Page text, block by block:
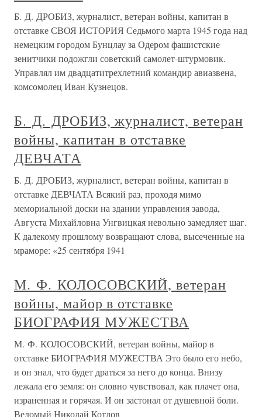
Б. Д. ДРОБИЗ, журналист, ветеран войны, капитан в
отставке СВОЯ ИСТОРИЯ Седьмого марта 1945 года над
немецким городом Бунцлау за Одером фашистские
зенитчики подожгли советский самолет-штурмовик.
Управлял им двадцатитрехлетний командир авиазвена,
комсомолец Иван Кузнецов.
Б. Д. ДРОБИЗ, журналист, ветеран
войны, капитан в отставке
ДЕВЧАТА
Б. Д. ДРОБИЗ, журналист, ветеран войны, капитан в
отставке ДЕВЧАТА Всякий раз, проходя мимо
мемориальной доски на здании управления завода,
Августа Михайловна Унгвицкая невольно замедляет шаг.
К далекому прошлому возвращают слова, высеченные на
мраморе: «25 сентября 1941
М. Ф. КОЛОСОВСКИЙ, ветеран
войны, майор в отставке
БИОГРАФИЯ МУЖЕСТВА
М. Ф. КОЛОСОВСКИЙ, ветеран войны, майор в
отставке БИОГРАФИЯ МУЖЕСТВА Это было его небо,
и он знал, что будет драться за него до конца. Внизу
лежала его земля: он словно чувствовал, как плачет она,
израненная и горячая. И он застонал от душевной боли.
Ведомый Николай Котлов